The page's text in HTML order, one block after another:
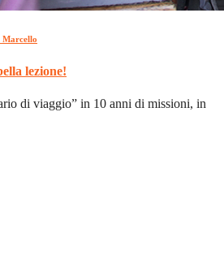
lezione!
di viaggio” in 10 anni di missioni, in